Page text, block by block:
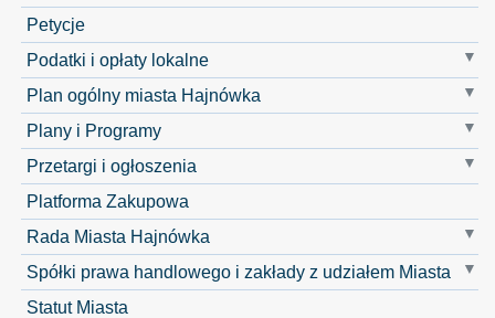
Petycje
Podatki i opłaty lokalne
Plan ogólny miasta Hajnówka
Plany i Programy
Przetargi i ogłoszenia
Platforma Zakupowa
Rada Miasta Hajnówka
Spółki prawa handlowego i zakłady z udziałem Miasta
Statut Miasta